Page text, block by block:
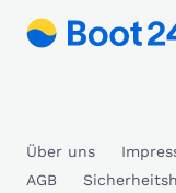
Über uns
AGB